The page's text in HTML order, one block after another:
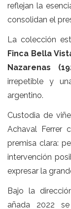
reflejan la
consolidan el
La colección
Finca Bella
Nazarenas
irrepetible y
argentino.
Custodia de
Achaval Ferrer
premisa clara:
intervención
expresar la
Bajo la
añada 2022